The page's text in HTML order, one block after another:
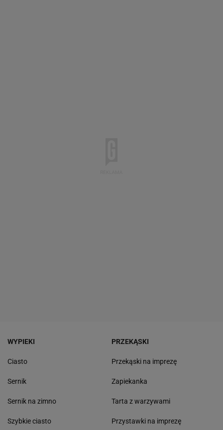
WYPIEKI
Ciasto
Sernik
Sernik na zimno
Szybkie ciasto
PRZEKĄSKI
Przekąski na imprezę
Zapiekanka
Tarta z warzywami
Przystawki na imprezę